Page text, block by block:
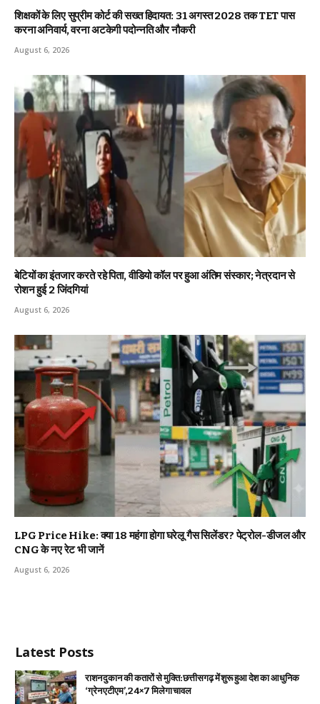
शिक्षकों के लिए सुप्रीम कोर्ट की सख्त हिदायत: 31 अगस्त 2028 तक TET पास
करना अनिवार्य, वरना अटकेगी पदोन्नति और नौकरी
August 6, 2026
बेटियों का इंतजार करते रहे पिता, वीडियो कॉल पर हुआ अंतिम संस्कार; नेत्रदान से
रोशन हुई 2 जिंदगियां
August 6, 2026
LPG Price Hike: क्या ₹18 महंगा होगा घरेलू गैस सिलेंडर? पेट्रोल-डीजल और
CNG के नए रेट भी जानें
August 6, 2026
Latest Posts
राशन दुकान की कतारों से मुक्ति: छत्तीसगढ़ में शुरू हुआ देश का आधुनिक
‘ग्रेन एटीएम’, 24×7 मिलेगा चावल